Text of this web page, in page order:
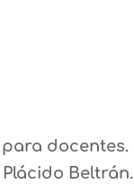
para docentes.
Plácido Beltrán.